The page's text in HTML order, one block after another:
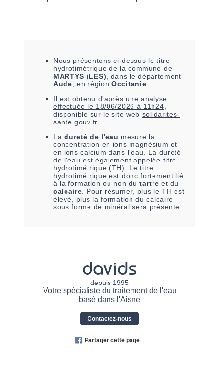
Nous présentons ci-dessus le titre
hydrotimétrique de la commune de
MARTYS (LES) , dans le département
Aude , en régionOccitanie
Il est obtenu d'après une analyse
effectuée le 18/06/2026 à 11h24
disponible sur le site web solidarites-
sante.gouv.fr.
La dureté de l'eau mesure la
concentration en ions magnésium et
en ions calcium dans l'eau. La dureté
de l'eau est également appelée titre
hydrotimétrique (TH). Le titre
hydrotimétrique est donc fortement lié
à la formation ou non dutartre et du
calcaire . Pour résumer, plus le TH est
élevé, plus la formation du calcaire
sous forme de minéral sera présente.
davids
depuis 1995
Votre spécialiste du traitement de l'eau
basé dans l'Aisne
Contactez-nous
Partager cette page